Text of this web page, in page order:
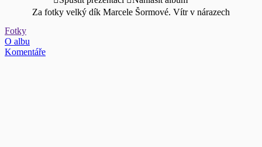
Za fotky velký dík Marcele Šormové. Vítr v nárazech
Fotky
O albu
Komentáře